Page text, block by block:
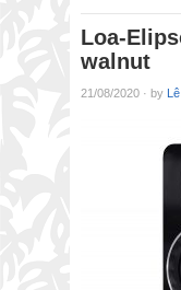
Loa-
walnut
21/08/2020 · by